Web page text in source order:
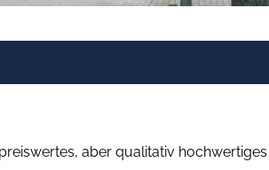
aber qualitativ hochwertiges